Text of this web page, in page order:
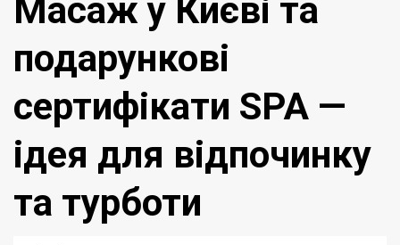
Масаж у Києві та
подарункові
сертифікати SPA —
ідея для відпочинку
та турботи